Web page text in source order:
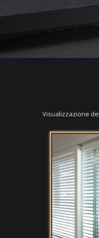
Visualizzazione